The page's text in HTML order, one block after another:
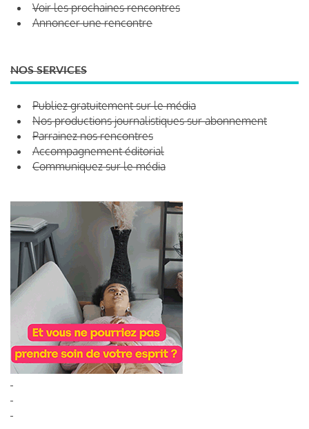
Voir les prochaines rencontres
Annoncer une rencontre
NOS SERVICES
Publiez gratuitement sur le média
Nos productions journalistiques sur abonnement
Parrainez nos rencontres
Accompagnement éditorial
Communiquez sur le média